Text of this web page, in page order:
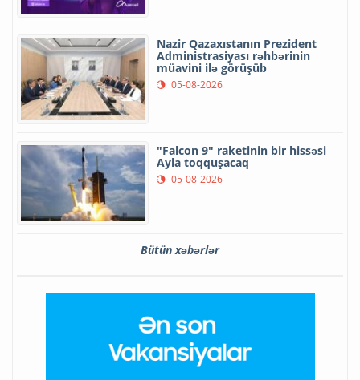
Nazir Qazaxıstanın Prezident
Administrasiyası rəhbərinin
müavini ilə görüşüb
05-08-2026
"Falcon 9" raketinin bir hissəsi
Ayla toqquşacaq
05-08-2026
Bütün xəbərlər